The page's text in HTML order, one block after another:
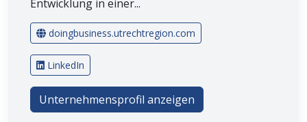
Entwicklung in einer...
doingbusiness.utrechtregion.com
LinkedIn
Unternehmensprofil anzeigen